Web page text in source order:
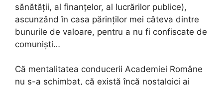
sănătății, al finanțelor, al lucrărilor publice),
ascunzând în casa părinților mei câteva dintre
bunurile de valoare, pentru a nu fi confiscate de
comuniști…
Că mentalitatea conducerii Academiei Române
nu s-a schimbat, că există încă nostalgici ai